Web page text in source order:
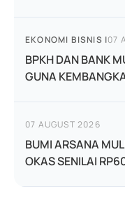
EKONOMI BISNIS |07
BPKH DAN BANK
GUNA
07 AUGUST 2026
BUMI ARSANA
OKAS SENILAI